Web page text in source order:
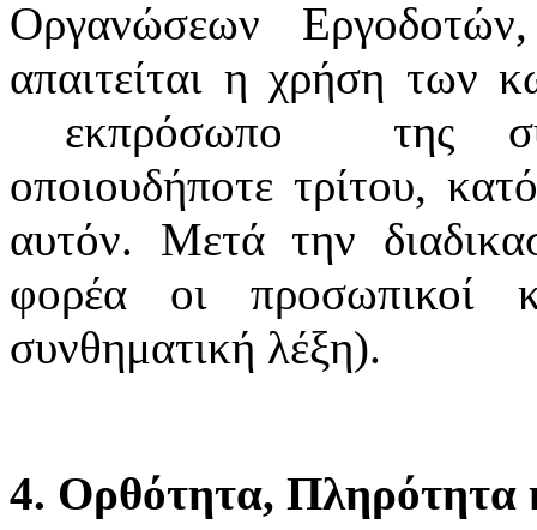
Οργανώσεων
απαιτείται η χρήση των
εκπρόσωπο της
οποιουδήποτε τρίτου,
αυτόν. Μετά την
φορέα οι προσωπικοί
συνθηματική λέξη).
4. Ορθότητα, Πληρότητα